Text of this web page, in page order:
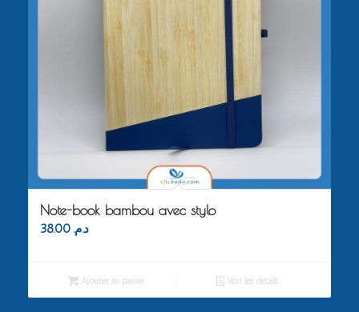
Note-book bambou avec stylo
د.م. 38.00
Ajouter au panier Voir les détails